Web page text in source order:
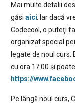
Mai multe detalii
găsi aici . Iar dacă
Codecool, o puteţi
organizat special
legate de noul curs.
cu ora 17:00 și
https://
Pe lângă noul curs,